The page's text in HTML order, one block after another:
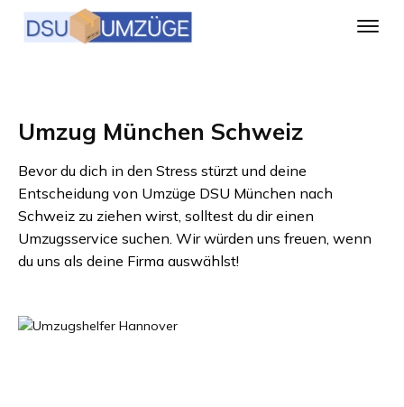
Umzug München Schweiz
Bevor du dich in den Stress stürzt und deine
Entscheidung von Umzüge DSU München nach
Schweiz zu ziehen wirst, solltest du dir einen
Umzugsservice suchen. Wir würden uns freuen, wenn
du uns als deine Firma auswählst!